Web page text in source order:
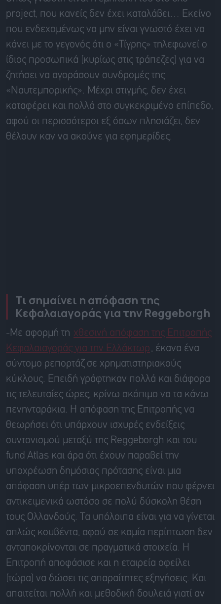
project, που κανείς δεν έχει καταλάβει… Εκείνο
που ενδεχομένως να μην είναι γνωστό έχει να
κάνει με το γεγονός ότι ο «Τίγρης» τηλεφωνεί ο
ίδιος προσωπικά (κυρίως στις τράπεζες) για να
ζητήσει να αγοράσουν συνδρομές της
«Ναυτεμπορικής». Μέχρι στιγμής, δεν έχει
καταφέρει και πολλά στο συγκεκριμένο επίπεδο,
αφού οι περισσότεροι εξ όσων πλησιάζει, δεν
θέλουν καν να ακούνε για εφημερίδες.
Τι σημαίνει η απόφαση της
Κεφαλαιαγοράς για την Reggeborgh
-Με αφορμή τη χθεσινή απόφαση της Επιτροπής
Κεφαλαιαγοράς για την Ελλάκτωρ
, έκανα ένα
σύντομο ρεπορτάζ σε χρηματιστηριακούς
κύκλους. Επειδή γράφτηκαν πολλά και διάφορα
τις τελευταίες ώρες, κρίνω σκόπιμο να τα κάνω
πενηνταράκια. Η απόφαση της Επιτροπής να
θεωρήσει ότι υπάρχουν ισχυρές ενδείξεις
συντονισμού μεταξύ της Reggeborgh και του
fund Atlas και άρα ότι έχουν παραβεί την
υποχρέωση δημόσιας πρότασης είναι μια
απόφαση υπέρ των μικροεπενδυτών που φέρνει
αντικειμενικά ωστόσο σε πολύ δύσκολη θέση
τους Ολλανδούς. Τα υπόλοιπα είναι για να γίνεται
απλώς κουβέντα, αφού σε καμία περίπτωση δεν
ανταποκρίνονται σε πραγματικά στοιχεία. Η
Επιτροπή αποφάσισε και η εταιρεία οφείλει
(τώρα) να δώσει τις απαραίτητες εξηγήσεις. Και
απαιτείται πολλή και μεθοδική δουλειά γιατί αν